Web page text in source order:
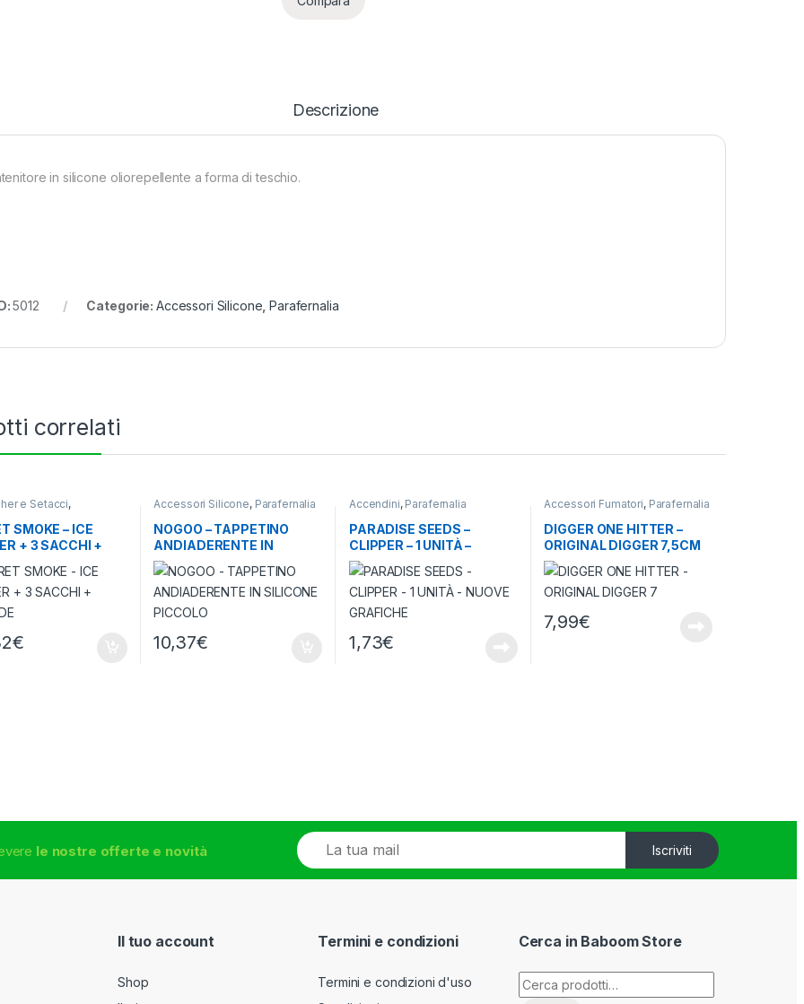
Descrizione
in silicone oliorepellente a forma di teschio.
5012 Categorie: Accessori Silicone,Parafernalia
correlati
e Setacci,
SMOKE – ICE
+ 3 SACCHI +
€
Accessori Silicone, Parafernalia
NOGOO – TAPPETINO
ANDIADERENTE IN
SILICONE PICCOLO
10,37€
Accendini, Parafernalia
PARADISE SEEDS –
CLIPPER – 1 UNITÀ –
NUOVE GRAFICHE
1,73€
Accessori Fumatori, Parafernalia
DIGGER ONE HITTER –
ORIGINAL DIGGER 7,5CM
7,99€
le nostre offerte e novità
E
m
a
Iscriviti
Il tuo account
Shop
Termini e condizioni
Termini e condizioni d'uso
Cerca in Baboom Store
Cerca: